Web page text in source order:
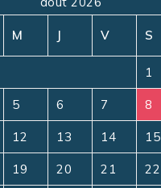
M J V S
1
5 6 7 8
12 13 14 15
19 20 21 22